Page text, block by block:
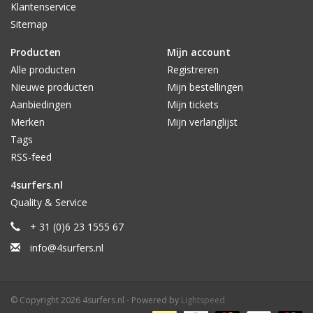
Klantenservice
Sitemap
Producten
Alle producten
Nieuwe producten
Aanbiedingen
Merken
Tags
RSS-feed
Mijn account
Registreren
Mijn bestellingen
Mijn tickets
Mijn verlanglijst
4surfers.nl
Quality & Service
+ 31 (0)6 23 1555 67
info@4surfers.nl
© Copyright 2026 4surfers.nl - Powered by Lightspeed